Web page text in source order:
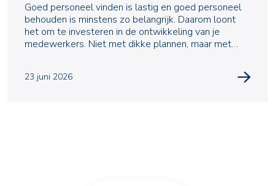
Goed personeel vinden is lastig en goed personeel
behouden is minstens zo belangrijk. Daarom loont
het om te investeren in de ontwikkeling van je
medewerkers. Niet met dikke plannen, maar met
23 juni 2026